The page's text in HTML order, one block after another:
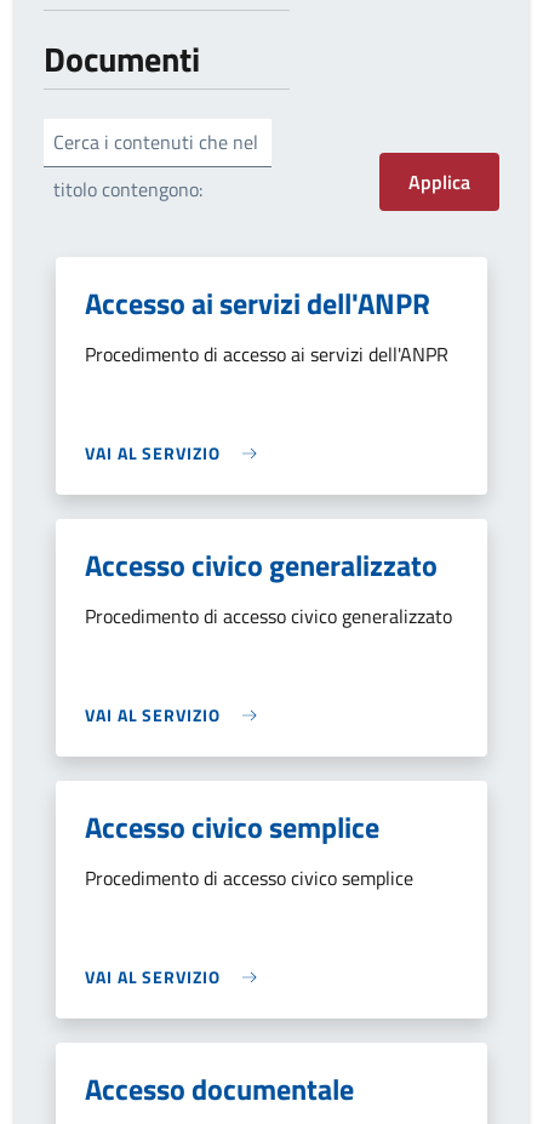
Documenti
Cerca i contenuti che nel
titolo contengono:
Accesso ai servizi dell'ANPR
Procedimento di accesso ai servizi dell'ANPR
VAI AL SERVIZIO
Accesso civico generalizzato
Procedimento di accesso civico generalizzato
VAI AL SERVIZIO
Accesso civico semplice
Procedimento di accesso civico semplice
VAI AL SERVIZIO
Accesso documentale